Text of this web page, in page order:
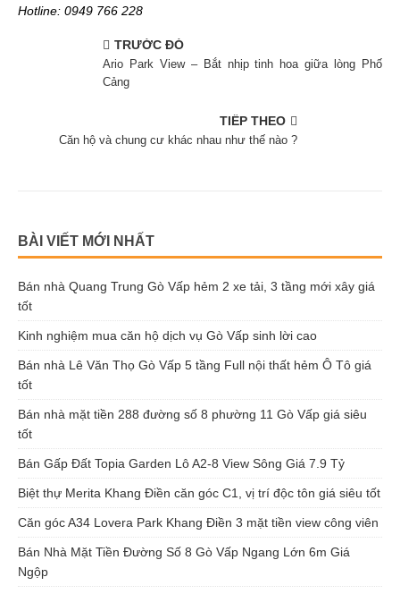
Hotline: 0949 766 228
TRƯỚC ĐÓ
Ario Park View – Bắt nhịp tinh hoa giữa lòng Phố
Cảng
TIẾP THEO
Căn hộ và chung cư khác nhau như thế nào ?
BÀI VIẾT MỚI NHẤT
Bán nhà Quang Trung Gò Vấp hẻm 2 xe tải, 3 tầng mới xây giá
tốt
Kinh nghiệm mua căn hộ dịch vụ Gò Vấp sinh lời cao
Bán nhà Lê Văn Thọ Gò Vấp 5 tầng Full nội thất hẻm Ô Tô giá
tốt
Bán nhà mặt tiền 288 đường số 8 phường 11 Gò Vấp giá siêu
tốt
Bán Gấp Đất Topia Garden Lô A2-8 View Sông Giá 7.9 Tỷ
Biệt thự Merita Khang Điền căn góc C1, vị trí độc tôn giá siêu tốt
Căn góc A34 Lovera Park Khang Điền 3 mặt tiền view công viên
Bán Nhà Mặt Tiền Đường Số 8 Gò Vấp Ngang Lớn 6m Giá
Ngộp